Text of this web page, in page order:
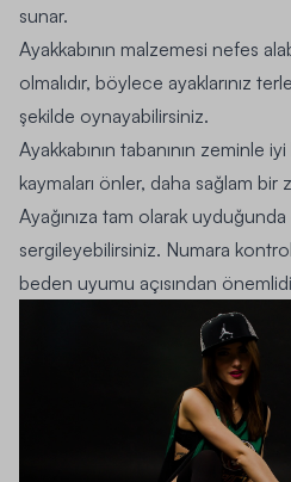
sunar.
Ayakkabının malzemesi nefes
olmalıdır, böylece ayaklarınız
şekilde oynayabilirsiniz.
Ayakkabının tabanının zeminle
kaymaları önler, daha sağlam bir
Ayağınıza tam olarak
sergileyebilirsiniz. Numara
beden uyumu açısından